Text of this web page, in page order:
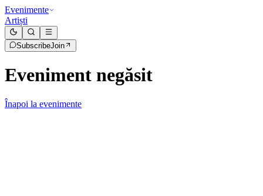
Evenimente
Artiști
SubscribeJoin
Eveniment negăsit
Înapoi la evenimente